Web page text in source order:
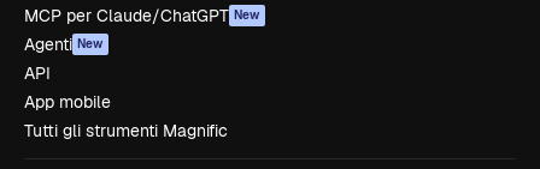
MCP per Claude/ChatGPT New
Agenti New
API
App mobile
Tutti gli strumenti Magnific